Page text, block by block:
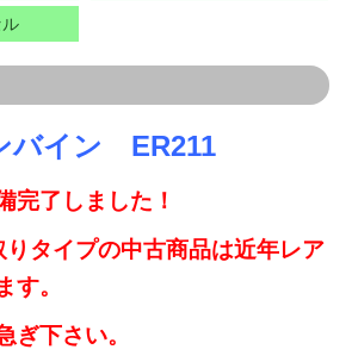
バイン ER211
完了しました！
タイプの中古商品は近年レア
す。
ぎ下さい。